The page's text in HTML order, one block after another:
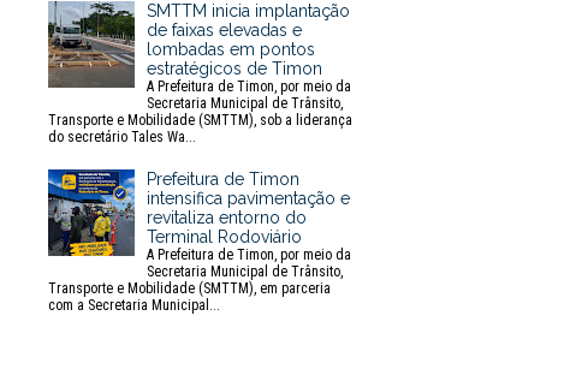
SMTTM inicia implantação
de faixas elevadas e
lombadas em pontos
estratégicos de Timon
A Prefeitura de Timon, por meio da
Secretaria Municipal de Trânsito,
Transporte e Mobilidade (SMTTM), sob a liderança
do secretário Tales Wa...
Prefeitura de Timon
intensifica pavimentação e
revitaliza entorno do
Terminal Rodoviário
A Prefeitura de Timon, por meio da
Secretaria Municipal de Trânsito,
Transporte e Mobilidade (SMTTM), em parceria
com a Secretaria Municipal...